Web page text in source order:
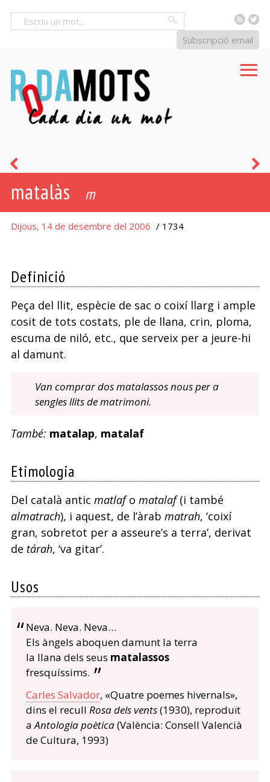
RSS
Subscripció email
matalàs m
Dijous, 14 de desembre del 2006 / 1734
Definició
Peça del llit, espècie de sac o coixí llarg i ample
cosit de tots costats, ple de llana, crin, ploma,
escuma de niló, etc., que serveix per a jeure-hi
al damunt.
Van comprar dos matalassos nous per a
sengles llits de matrimoni.
També: matalap, matalaf
Etimologia
Del català antic matlafo matalaf(i també
almatrach), i aquest, de l’àrab matrah, ‘coixí
gran, sobretot per a asseure’s a terra’, derivat
de tárah, ‘va gitar’.
Usos
Neva. Neva. Neva…
Els àngels aboquen damunt la terra
la llana dels seus matalassos
fresquíssims.
Carles Salvador, «Quatre poemes hivernals»,
dins el recull Rosa dels vents(1930), reproduït
aAntologia poètica(València: Consell Valencià
de Cultura, 1993)
condormir-
se